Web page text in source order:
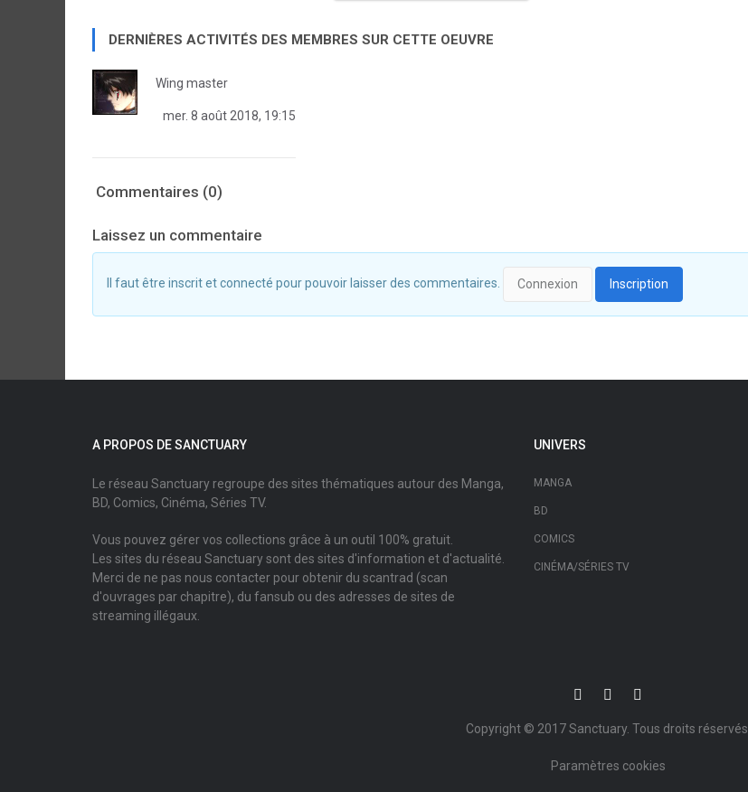
DERNIÈRES ACTIVITÉS DES MEMBRES SUR CETTE OEUVRE
Wing master
mer. 8 août 2018, 19:15
Commentaires (0)
Laissez un commentaire
Il faut être inscrit et connecté pour pouvoir laisser des commentaires. Connexion Inscription
A PROPOS DE SANCTUARY
Le réseau Sanctuary regroupe des sites thématiques autour des Manga,
BD, Comics, Cinéma, Séries TV.
Vous pouvez gérer vos collections grâce à un outil 100% gratuit.
Les sites du réseau Sanctuary sont des sites d'information et d'actualité.
Merci de ne pas nous contacter pour obtenir du scantrad (scan
d'ouvrages par chapitre), du fansub ou des adresses de sites de
streaming illégaux.
UNIVERS
MANGA
BD
COMICS
CINÉMA/SÉRIES TV
Copyright © 2017Sanctuary. Tous droits réservés.
Paramètres cookies